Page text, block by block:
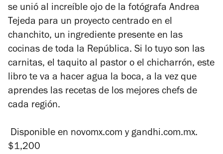
se unió al increíble ojo de la fotógrafa Andrea
Tejeda para un proyecto centrado en el
chanchito, un ingrediente presente en las
cocinas de toda la República. Si lo tuyo son las
carnitas, el taquito al pastor o el chicharrón, este
libro te va a hacer agua la boca, a la vez que
aprendes las recetas de los mejores chefs de
cada región.
Disponible en novomx.com y gandhi.com.mx.
$1,200